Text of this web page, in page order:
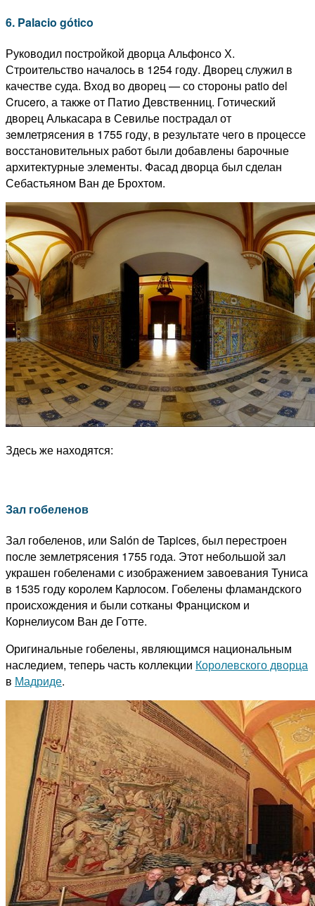
6. Palacio gótico
Руководил постройкой дворца Альфонсо Х.
Строительство началось в 1254 году. Дворец служил в
качестве суда. Вход во дворец — со стороны patio del
Crucero, а также от Патио Девственниц. Готический
дворец Алькасара в Севилье пострадал от
землетрясения в 1755 году, в результате чего в процессе
восстановительных работ были добавлены барочные
архитектурные элементы. Фасад дворца был сделан
Себастьяном Ван де Брохтом.
Здесь же находятся:
Зал гобеленов
Зал гобеленов, или Salón de Tapices, был перестроен
после землетрясения 1755 года. Этот небольшой зал
украшен гобеленами с изображением завоевания Туниса
в 1535 году королем Карлосом. Гобелены фламандского
происхождения и были сотканы Франциском и
Корнелиусом Ван де Готте.
Оригинальные гобелены, являющимся национальным
наследием, теперь часть коллекции Королевского дворца
в Мадриде.